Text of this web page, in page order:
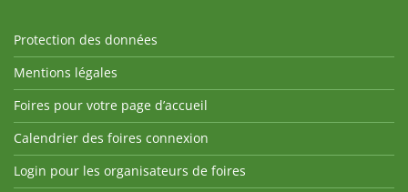
Protection des données
Mentions légales
Foires pour votre page d’accueil
Calendrier des foires connexion
Login pour les organisateurs de foires